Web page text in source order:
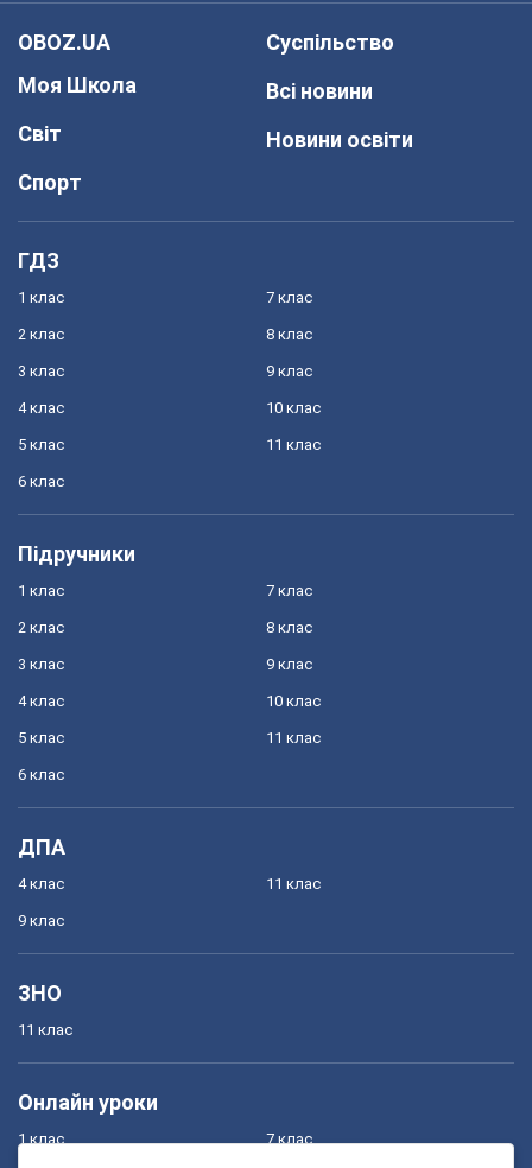
OBOZ.UA
Моя Школа
Світ
Спорт
Суспільство
Всі новини
Новини освіти
ГДЗ
1 клас
2 клас
3 клас
4 клас
5 клас
6 клас
7 клас
8 клас
9 клас
10 клас
11 клас
Підручники
1 клас
2 клас
3 клас
4 клас
5 клас
6 клас
7 клас
8 клас
9 клас
10 клас
11 клас
ДПА
4 клас
9 клас
11 клас
ЗНО
11 клас
Онлайн уроки
1 клас 7 клас